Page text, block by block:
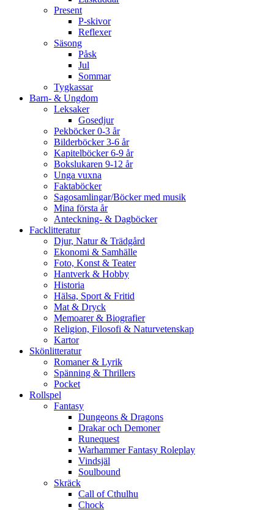
Present
P-skivor
Reflexer
Säsong
Påsk
Jul
Sommar
Tygkassar
Barn- & Ungdom
Leksaker
Gosedjur
Pekböcker 0-3 år
Bilderböcker 3-6 år
Kapitelböcker 6-9 år
Bokslukaren 9-12 år
Unga vuxna
Faktaböcker
Sagosamlingar/Böcker med musik
Mina första år
Anteckning- & Dagböcker
Facklitteratur
Djur, Natur & Trädgård
Ekonomi & Samhälle
Foto, Konst & Teater
Hantverk & Hobby
Historia
Hälsa, Sport & Fritid
Mat & Dryck
Memoarer & Biografier
Religion, Filosofi & Naturvetenskap
Kartor
Skönlitteratur
Romaner & Lyrik
Spänning & Thrillers
Pocket
Rollspel
Fantasy
Dungeons & Dragons
Drakar och Demoner
Runequest
Warhammer Fantasy Roleplay
Vindsjäl
Soulbound
Skräck
Call of Cthulhu
Chock